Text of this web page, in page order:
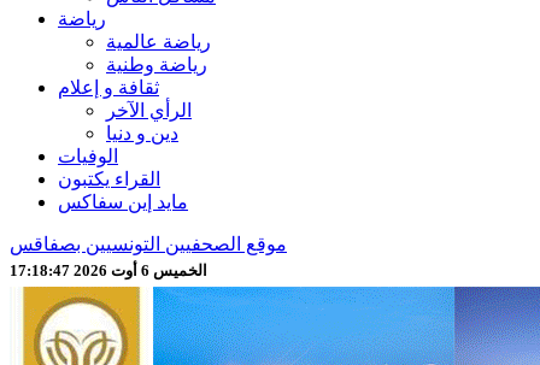
رياضة
رياضة عالمية
رياضة وطنية
ثقافة و إعلام
الرأي الآخر
دين و دنيا
الوفيات
القراء يكتبون
مايد إين سفاكس
موقع الصحفيين التونسيين بصفاقس
الخميس 6 أوت 2026 17:18:50